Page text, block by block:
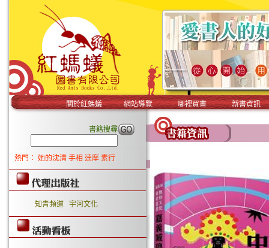
關於紅螞蟻 網站導覽 哪裡買書 新書資訊
書籍搜尋
熱門： 她的沈清 手相 達摩 素行
知青頻道 宇河文化